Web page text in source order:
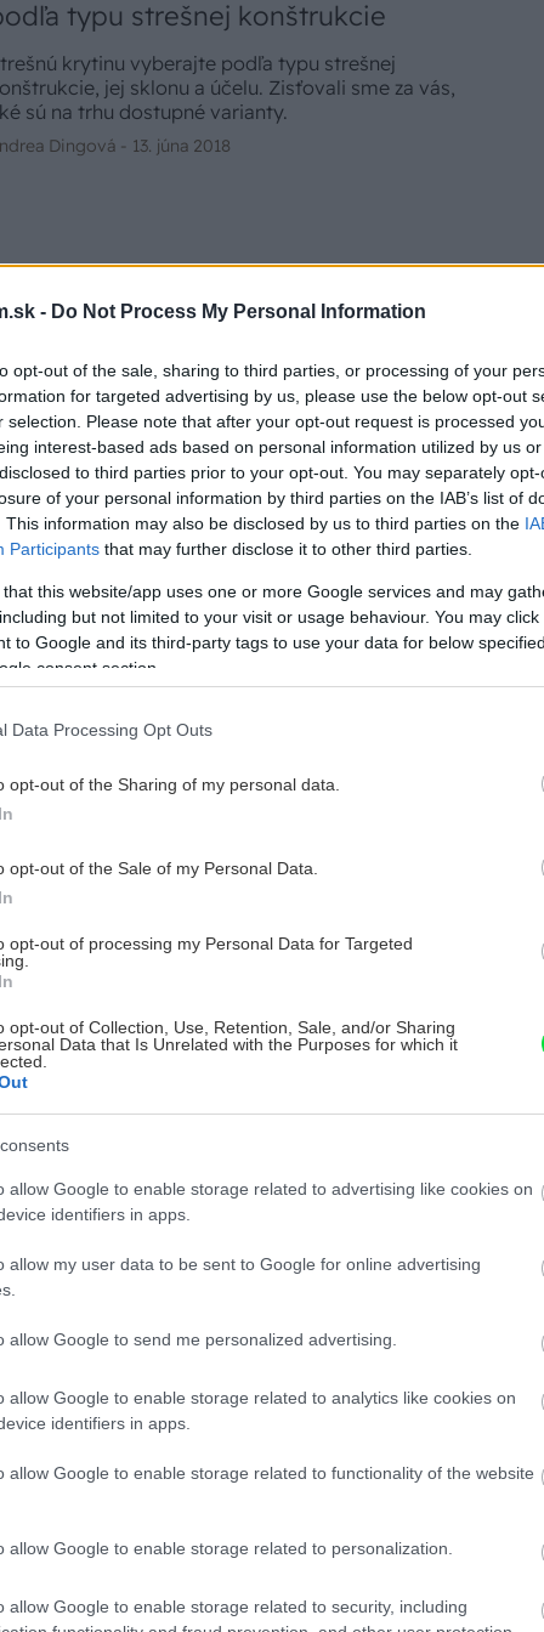
- Do Not Process My Personal Information
opt-out of the sale, sharing to third parties, or processing of your
for targeted advertising by us, please use the below opt-out
selection. Please note that after your opt-out request is processed
interest-based ads based on personal information utilized by us
to third parties prior to your opt-out. You may separately
of your personal information by third parties on the IAB’s list of
This information may also be disclosed by us to third parties on the
Participants that may further disclose it to other third parties.
this website/app uses one or more Google services and may
but not limited to your visit or usage behaviour. You may
to Google and its third-party tags to use your data for below
consent section.
Data Processing Opt Outs
opt-out of the Sharing of my personal data.
opt-out of the Sale of my Personal Data.
opt-out of processing my Personal Data for Targeted
opt-out of Collection, Use, Retention, Sale, and/or Sharing
Data that Is Unrelated with the Purposes for which it
allow Google to enable storage related to advertising like cookies on
identifiers in apps.
allow my user data to be sent to Google for online advertising
allow Google to send me personalized advertising.
allow Google to enable storage related to analytics like cookies on
identifiers in apps.
allow Google to enable storage related to functionality of the website
allow Google to enable storage related to personalization.
allow Google to enable storage related to security, including
typu strešnej konštrukcie
krytinu vyberajte podľa typu strešnej
jej sklonu a účelu. Zisťovali sme za vás,
sú na trhu dostupné varianty.
Dingová - 13. júna 2018
rozumne ušetriť na streche
strechu si môžete dopriať aj pri
využite jesennú akciu na novú strechu od výrobcu
septembra 2017
klasická izolácia
v mrazoch zlyháva
to vyriešiť raz a navždy
ho na marhuliach v júni a
záhonu
CHALUPA